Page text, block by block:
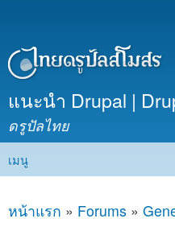
เนื้อหา
แนะนำ Drupal |
ดรูปัลไทย
Main menu
เมนู
คุณอยู่ที่นี่
หน้าแรก » Forums »